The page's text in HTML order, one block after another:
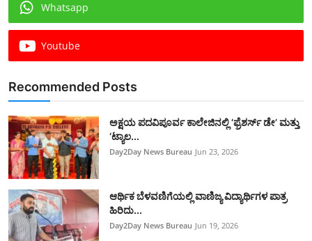
Whatsapp
Youtube
Recommended Posts
ಅಕ್ಷಯ ಪದವಿಪೂರ್ವ ಕಾಲೇಜಿನಲ್ಲಿ ‘ಫ್ರೆಶರ್ಸ್ ಡೇ’ ಮತ್ತು
‘ಟ್ಯಾಲ...
Day2Day News Bureau Jun 23, 2026
​ಆರ್ಥಿಕ ಬೆಳವಣಿಗೆಯಲ್ಲಿ ವಾಣಿಜ್ಯ ವಿದ್ಯಾರ್ಥಿಗಳ ಪಾತ್ರ
ಹಿರಿದು...
Day2Day News Bureau Jun 19, 2026